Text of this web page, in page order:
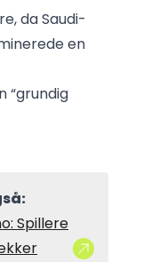
da Saudi-
en
“grundig
Spillere